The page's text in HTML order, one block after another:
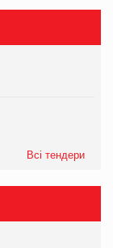
Всі тендери